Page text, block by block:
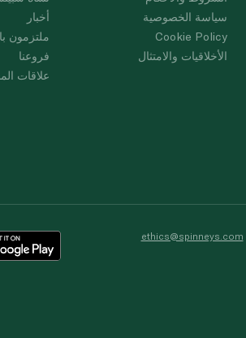
أخبار
ملتزمون
فروعنا
علاقات
سياسة الخصوصية
Cookie Policy
الأخلاقيات والامتثال
ethics@spinneys.com